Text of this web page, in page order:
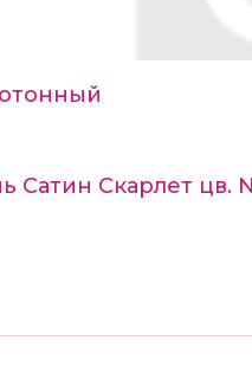
Сатин Скарлет цв.